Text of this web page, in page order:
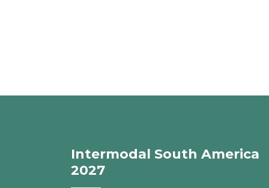
Intermodal South America
2027